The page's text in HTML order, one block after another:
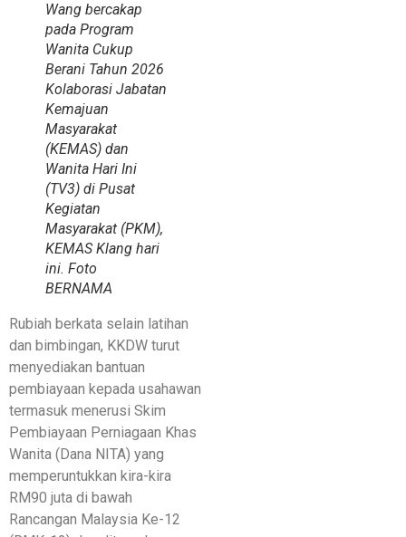
Wang bercakap
pada Program
Wanita Cukup
Berani Tahun 2026
Kolaborasi Jabatan
Kemajuan
Masyarakat
(KEMAS) dan
Wanita Hari Ini
(TV3) di Pusat
Kegiatan
Masyarakat (PKM),
KEMAS Klang hari
ini. Foto
BERNAMA
Rubiah berkata selain latihan
dan bimbingan, KKDW turut
menyediakan bantuan
pembiayaan kepada usahawan
termasuk menerusi Skim
Pembiayaan Perniagaan Khas
Wanita (Dana NITA) yang
memperuntukkan kira-kira
RM90 juta di bawah
Rancangan Malaysia Ke-12